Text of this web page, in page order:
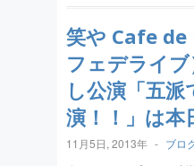
笑や Cafe de
フェデライ
し公演「五
演！！」は本
11月5日, 2013年 - ブロ